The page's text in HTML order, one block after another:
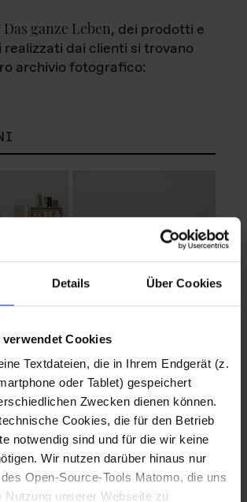
Details Über Cookies
verwendet Cookies
Textdateien, die in Ihrem Endgerät (z.
oder Tablet) gespeichert
Zwecken dienen können.
Cookies, die für den Betrieb
notwendig sind und für die wir keine
Wir nutzen darüber hinaus nur
Open-Source-Tools Matomo, die uns
Nutzung unserer Webseite zu
Das ganze Leben, dei prodotti e
dai clienti si trovano
archivio fotografico:
Fotografo: Lorenz
Sternbach
Download